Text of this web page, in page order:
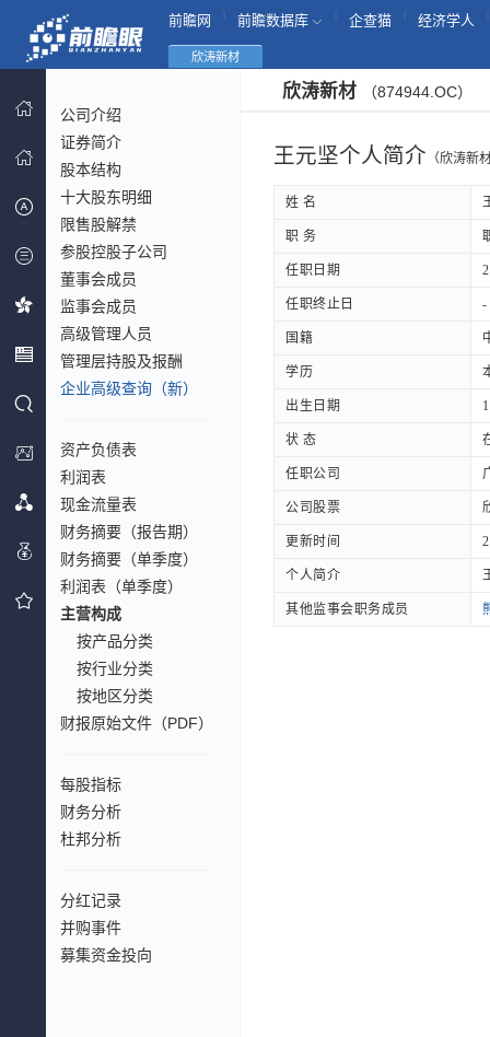
前瞻网 前瞻数据库 企查猫 经济学人
欣涛新材
公司介绍
证券简介
股本结构
十大股东明细
限售股解禁
参股控股子公司
董事会成员
监事会成员
高级管理人员
管理层持股及报酬
企业高级查询（新）
资产负债表
利润表
现金流量表
财务摘要（报告期）
财务摘要（单季度）
利润表（单季度）
主营构成
按产品分类
按行业分类
按地区分类
财报原始文件（PDF）
每股指标
财务分析
杜邦分析
分红记录
并购事件
募集资金投向
欣涛新材 （874944.OC）
王元坚个人简介 （欣涛新
姓 名
职 务
任职日期
任职终止日 -
国籍
学历
出生日期
状 态
任职公司
公司股票
更新时间
个人简介
其他监事会职务成员